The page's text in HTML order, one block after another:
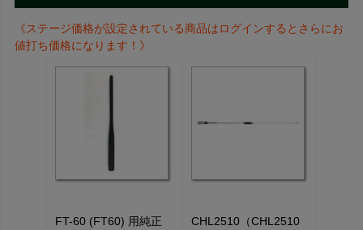
《ステージ価格が設定されている商品はログインするとさらにお
値打ち価格になります！》
FT-60 (FT60) 用純正
CHL2510（CHL2510